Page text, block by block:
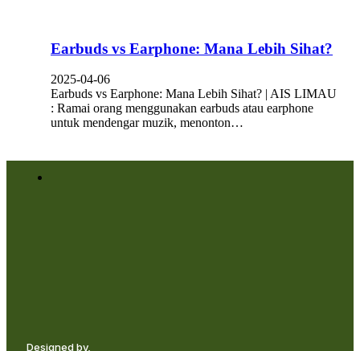
Earbuds vs Earphone: Mana Lebih Sihat?
2025-04-06
Earbuds vs Earphone: Mana Lebih Sihat? | AIS LIMAU
: Ramai orang menggunakan earbuds atau earphone
untuk mendengar muzik, menonton…
Designed by,